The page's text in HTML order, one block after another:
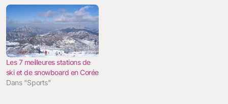
Les 7 meilleures stations de
ski et de snowboard en Corée
Dans "Sports"